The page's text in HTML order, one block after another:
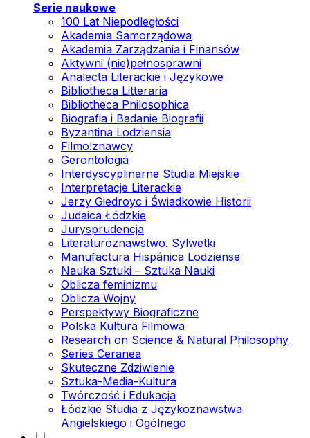
Serie naukowe
100 Lat Niepodległości
Akademia Samorządowa
Akademia Zarządzania i Finansów
Aktywni (nie)pełnosprawni
Analecta Literackie i Językowe
Bibliotheca Litteraria
Bibliotheca Philosophica
Biografia i Badanie Biografii
Byzantina Lodziensia
Filmo!znawcy
Gerontologia
Interdyscyplinarne Studia Miejskie
Interpretacje Literackie
Jerzy Giedroyc i Świadkowie Historii
Judaica Łódzkie
Jurysprudencja
Literaturoznawstwo. Sylwetki
Manufactura Hispánica Lodziense
Nauka Sztuki – Sztuka Nauki
Oblicza feminizmu
Oblicza Wojny
Perspektywy Biograficzne
Polska Kultura Filmowa
Research on Science & Natural Philosophy
Series Ceranea
Skuteczne Zdziwienie
Sztuka-Media-Kultura
Twórczość i Edukacja
Łódzkie Studia z Językoznawstwa
Angielskiego i Ogólnego